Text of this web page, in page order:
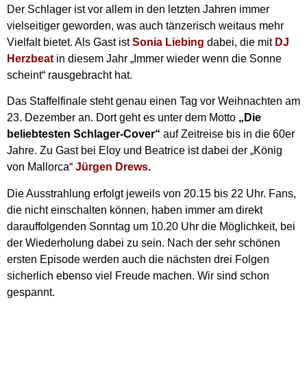
Der Schlager ist vor allem in den letzten Jahren immer
vielseitiger geworden, was auch tänzerisch weitaus mehr
Vielfalt bietet. Als Gast istSonia Liebing dabei, die mit DJ
Herzbeat in diesem Jahr „Immer wieder wenn die Sonne
scheint“ rausgebracht hat.
Das Staffelfinale steht genau einen Tag vor Weihnachten am
23. Dezember an. Dort geht es unter dem Motto „Die
beliebtesten Schlager-Cover“ auf Zeitreise bis in die 60er
Jahre. Zu Gast bei Eloy und Beatrice ist dabei der „König
von Mallorca“ Jürgen Drews.
Die Ausstrahlung erfolgt jeweils von 20.15 bis 22 Uhr. Fans,
die nicht einschalten können, haben immer am direkt
darauffolgenden Sonntag um 10.20 Uhr die Möglichkeit, bei
der Wiederholung dabei zu sein. Nach der sehr schönen
ersten Episode werden auch die nächsten drei Folgen
sicherlich ebenso viel Freude machen. Wir sind schon
gespannt.